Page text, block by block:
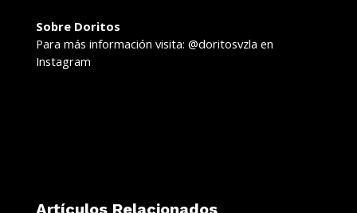
Sobre Doritos
Para más información visita: @doritosvzla en
Instagram
Artículos Relacionados